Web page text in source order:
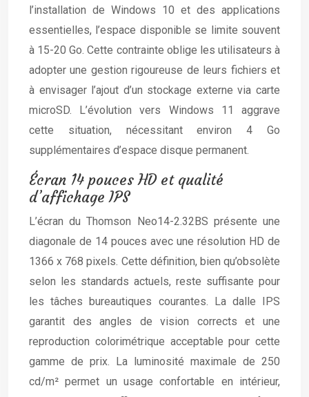
l’installation de Windows 10 et des applications
essentielles, l’espace disponible se limite souvent
à 15-20 Go. Cette contrainte oblige les utilisateurs à
adopter une gestion rigoureuse de leurs fichiers et
à envisager l’ajout d’un stockage externe via carte
microSD. L’évolution vers Windows 11 aggrave
cette situation, nécessitant environ 4 Go
supplémentaires d’espace disque permanent.
Écran 14 pouces HD et qualité
d’affichage IPS
L’écran du Thomson Neo14-2.32BS présente une
diagonale de 14 pouces avec une résolution HD de
1366 x 768 pixels. Cette définition, bien qu’obsolète
selon les standards actuels, reste suffisante pour
les tâches bureautiques courantes. La dalle IPS
garantit des angles de vision corrects et une
reproduction colorimétrique acceptable pour cette
gamme de prix. La luminosité maximale de 250
cd/m² permet un usage confortable en intérieur,